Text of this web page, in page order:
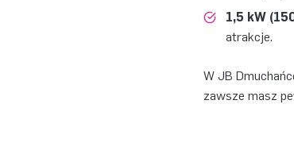
1,5 kW
atrakcje.
W JB
zawsze masz